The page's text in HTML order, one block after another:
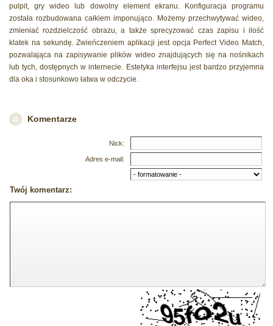
pulpit, gry wideo lub dowolny element ekranu. Konfiguracja programu
została rozbudowana całkiem imponująco. Możemy przechwytywać wideo,
zmieniać rozdzielczość obrazu, a także sprecyzować czas zapisu i ilość
klatek na sekundę. Zwieńczeniem aplikacji jest opcja Perfect Video Match,
pozwalająca na zapisywanie plików wideo znajdujących się na nośnikach
lub tych, dostępnych w internecie. Estetyka interfejsu jest bardzo przyjemna
dla oka i stosunkowo łatwa w odczycie.
Komentarze
Nick:
Adres e-mail:
Twój komentarz: